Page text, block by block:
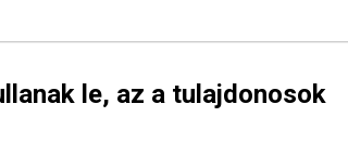
le, az a tulajdonosok